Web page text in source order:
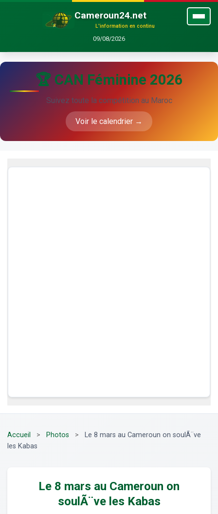
Cameroun24.net
L'information en continu
09/08/2026
🏆 CAN Féminine 2026
Suivez toute la compétition au Maroc
Voir le calendrier →
Accueil > Photos >
Le 8 mars au Cameroun on soulÃ¨ve
les Kabas
Le 8 mars au Cameroun on
soulÃ¨ve les Kabas